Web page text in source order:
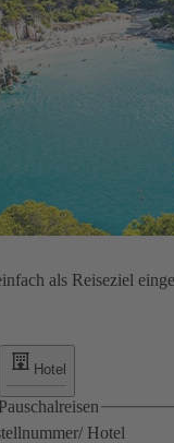
als Reiseziel
Hotel
Hotel